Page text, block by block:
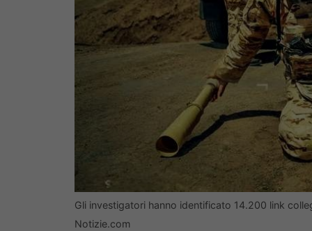
Gli investigatori hanno identificato 14.200 link
Notizie.com